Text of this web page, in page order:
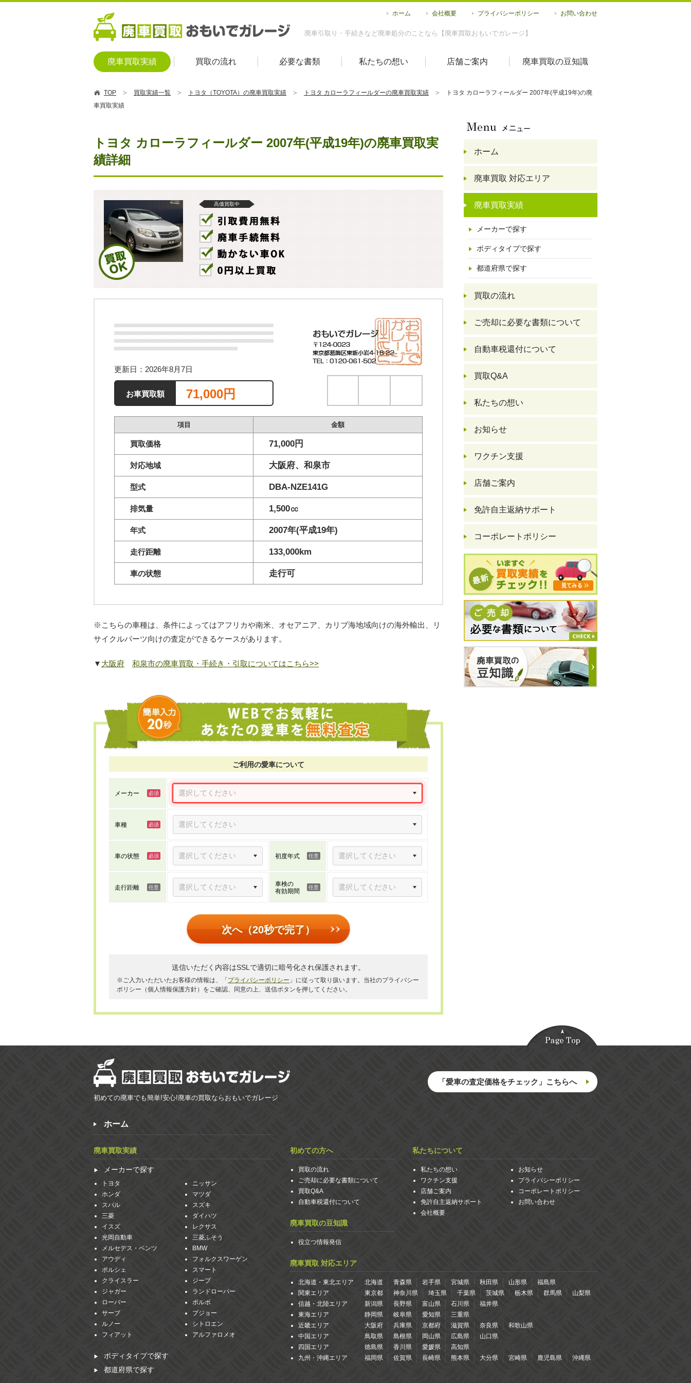
廃車引取り・手続きなど廃車処分のことなら【廃車買取おもいでガレージ】
ホーム 会社概要 プライバシーポリシー お問い合わせ
廃車買取実績 買取の流れ 必要な書類 私たちの想い 店舗ご案内 廃車買取の豆知識
TOP 買取実績一覧 トヨタ（TOYOTA）の廃車買取実績 トヨタ カローラフィールダーの廃車買取実績
トヨタ カローラフィールダー 2007年(平成19年)の廃
車買取実績
トヨタ カローラフィールダー 2007年(平成19年)の廃車買取実
績詳細
高価買取中
更新日：2026年8月7日
お車買取額 71,000円
項目 金額
買取価格 71,000円
対応地域 大阪府、和泉市
型式 DBA-NZE141G
排気量 1,500㏄
年式 2007年(平成19年)
走行距離 133,000km
車の状態 走行可
※こちらの車種は、条件によってはアフリカや南米、オセアニア、カリブ海地域向けの海外輸出、リ
サイクルパーツ向けの査定ができるケースがあります。
▼ 大阪府 和泉市の廃車買取・手続き・引取についてはこちら>>
ご利用の愛車について
メーカー
車種
車の状態 初度年式
走行距離
車検の
有効期間
次へ（20秒で完了）
送信いただく内容はSSLで適切に暗号化され保護されます。
※ご入力いただいたお客様の情報は、「 プライバシーポリシー 」に従って取り扱います。当社のプライバシー
ポリシー（個人情報保護方針）をご確認、同意の上、送信ボタンを押してください。
ホーム
廃車買取 対応エリア
廃車買取実績
メーカーで探す
ボディタイプで探す
都道府県で探す
買取の流れ
ご売却に必要な書類について
自動車税還付について
買取Q&A
私たちの想い
お知らせ
ワクチン支援
店舗ご案内
免許自主返納サポート
コーポレートポリシー
初めての廃車でも簡単!安心!廃車の買取ならおもいでガレージ
「愛車の査定価格をチェック」こちらへ
ホーム
廃車買取実績
メーカーで探す
トヨタ
ニッサン
ホンダ
マツダ
スバル
スズキ
三菱
ダイハツ
イスズ
レクサス
光岡自動車
三菱ふそう
メルセデス・ベンツ
BMW
アウディ
フォルクスワーゲン
ポルシェ
スマート
クライスラー
ジープ
ジャガー
ランドローバー
ローバー
ボルボ
サーブ
プジョー
ルノー
シトロエン
フィアット
アルファロメオ
ボディタイプで探す
都道府県で探す
初めての方へ
買取の流れ
ご売却に必要な書類について
買取Q&A
自動車税還付について
廃車買取の豆知識
役立つ情報発信
私たちについて
私たちの想い
ワクチン支援
店舗ご案内
免許自主返納サポート
会社概要
お知らせ
プライバシーポリシー
コーポレートポリシー
お問い合わせ
廃車買取 対応エリア
北海道・東北エリア 北海道 青森県 岩手県 宮城県 秋田県 山形県
福島県
関東エリア
東京都 神奈川県 埼玉県 千葉県 茨城県 栃木県 群馬県
山梨県
信越・北陸エリア
新潟県 長野県 富山県 石川県
福井県
東海エリア
静岡県 岐阜県 愛知県
三重県
近畿エリア
大阪府 兵庫県 京都府 滋賀県 奈良県
和歌山県
中国エリア
鳥取県 島根県 岡山県 広島県
山口県
四国エリア
徳島県 香川県 愛媛県
高知県
九州・沖縄エリア
福岡県 佐賀県 長崎県 熊本県 大分県 宮崎県 鹿児島県 沖縄県